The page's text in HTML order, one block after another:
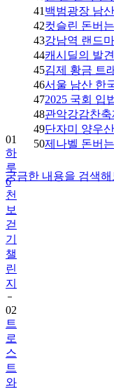
41 백범광장 남
42컷슬린 돈버
43강남역 랜드
44캐시딜의 발
45김제 황금 트
46서울 남산 한
472025 국회 입
48관악강감찬축
49단자미 양우
50제나벨 돈버
궁금한 내용을 검색해
01
하
루
6
천
보
걷
기
챌
린
지
02
트
로
스
트
와